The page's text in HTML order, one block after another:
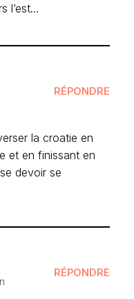
l’est…
RÉPONDRE
la croatie en
et en finissant en
devoir se
RÉPONDRE